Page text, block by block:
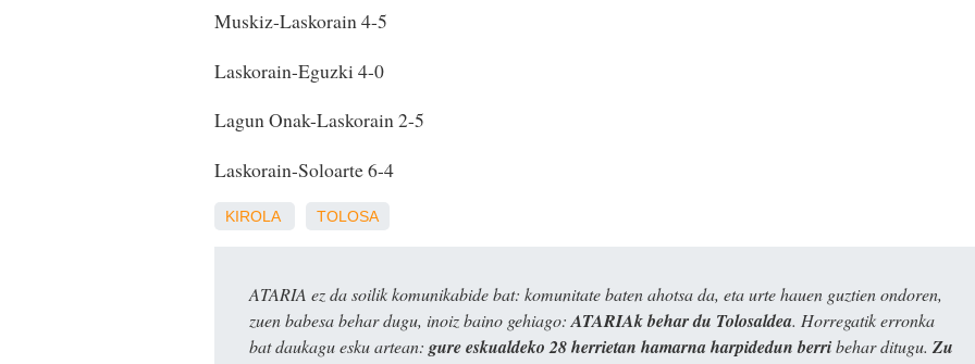
Muskiz-Laskorain 4-5
Laskorain-Eguzki 4-0
Lagun Onak-Laskorain 2-5
Laskorain-Soloarte 6-4
KIROLA TOLOSA
ATARIA ez da soilik komunikabide bat: komunitate baten ahotsa da, eta urte hauen guztien ondoren,
zuen babesa behar dugu, inoiz baino gehiago:ATARIAk behar du Tolosaldea. Horregatik erronka
bat daukagu esku artean: gure eskualdeko 28 herrietan hamarna harpidedun berribehar ditugu. Zu